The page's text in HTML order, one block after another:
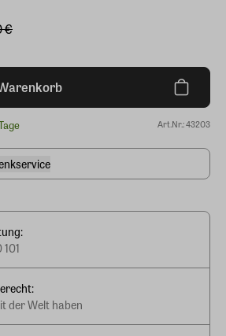
€
Art.Nr.: 43203
der Welt haben